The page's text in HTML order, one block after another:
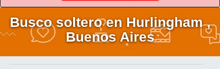
Busco soltero en Hurlingham ,
Buenos Aires